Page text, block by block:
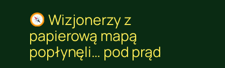
Wizjonerzy z
papierową mapą
popłynęli… pod prąd